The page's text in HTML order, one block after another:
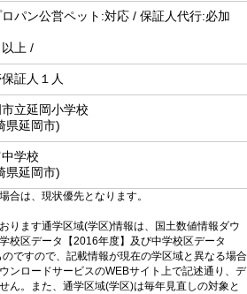
パン公営ペット:対応 / 保証人代行:必加
以上 /
証人１人
立延岡小学校
県延岡市)
学校
県延岡市)
は、現状優先となります。
ります通学区域(学区)情報は、国土数値情報ダウ
校区データ【2016年度】及び中学校区データ
のですので、記載情報が現在の学区域と異なる場合
ンロードサービスのWEBサイト上で記述通り、デ
ん。また、通学区域(学区)は毎年見直しの対象と